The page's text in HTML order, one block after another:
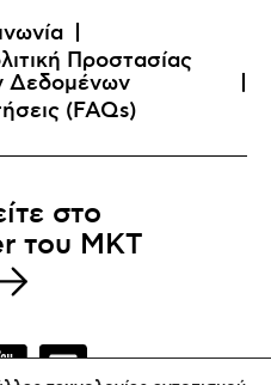
Προστασίας
Δεδομένων
(FAQs)
στο
του MKT